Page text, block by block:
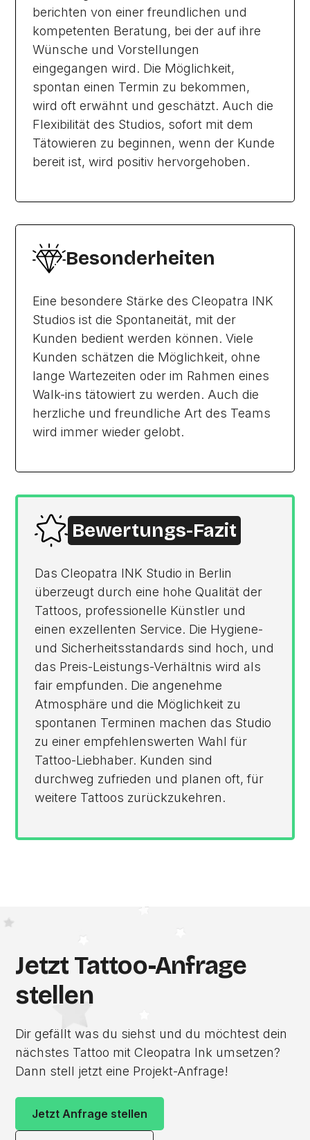
berichten von einer freundlichen und
kompetenten Beratung, bei der auf ihre
Wünsche und Vorstellungen
eingegangen wird. Die Möglichkeit,
spontan einen Termin zu bekommen,
wird oft erwähnt und geschätzt. Auch die
Flexibilität des Studios, sofort mit dem
Tätowieren zu beginnen, wenn der Kunde
bereit ist, wird positiv hervorgehoben.
Besonderheiten
Eine besondere Stärke des Cleopatra INK
Studios ist die Spontaneität, mit der
Kunden bedient werden können. Viele
Kunden schätzen die Möglichkeit, ohne
lange Wartezeiten oder im Rahmen eines
Walk-ins tätowiert zu werden. Auch die
herzliche und freundliche Art des Teams
wird immer wieder gelobt.
Bewertungs-Fazit
Das Cleopatra INK Studio in Berlin
überzeugt durch eine hohe Qualität der
Tattoos, professionelle Künstler und
einen exzellenten Service. Die Hygiene-
und Sicherheitsstandards sind hoch, und
das Preis-Leistungs-Verhältnis wird als
fair empfunden. Die angenehme
Atmosphäre und die Möglichkeit zu
spontanen Terminen machen das Studio
zu einer empfehlenswerten Wahl für
Tattoo-Liebhaber. Kunden sind
durchweg zufrieden und planen oft, für
weitere Tattoos zurückzukehren.
Jetzt Tattoo-Anfrage
stellen
Dir gefällt was du siehst und du möchtest dein
nächstes Tattoo mit Cleopatra Ink umsetzen?
Dann stell jetzt eine Projekt-Anfrage!
Jetzt Anfrage stellen